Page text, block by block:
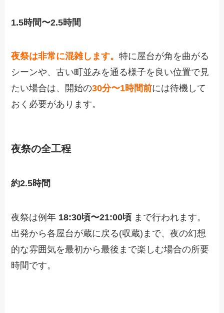
1.5時間〜2.5時間
夜祭は非常に混雑します。特に屋台が角を曲がる
シーンや、古い町並みを通る様子を良い位置で見
たい場合は、開始の30分〜1時間前には待機して
おく必要があります。
夜祭の全工程
約2.5時間
夜祭は例年 18:30頃〜21:00頃 まで行われます。
出発から各屋台が蔵に戻る(収蔵)まで、夜の幻想
的な雰囲気を最初から最後まで楽しむ場合の所要
時間です。